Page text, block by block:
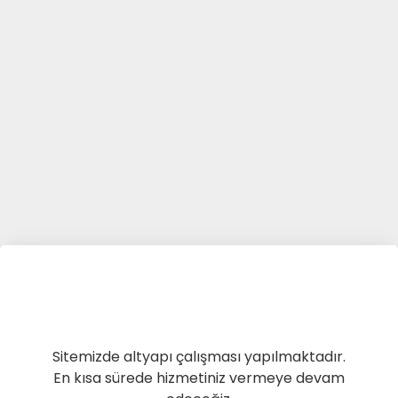
Sitemizde altyapı çalışması yapılmaktadır.
En kısa sürede hizmetiniz vermeye devam